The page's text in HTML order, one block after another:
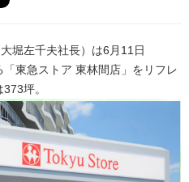
堀左千夫社長）は6月11日
「東急ストア 東林間店」をリフレ
坪。